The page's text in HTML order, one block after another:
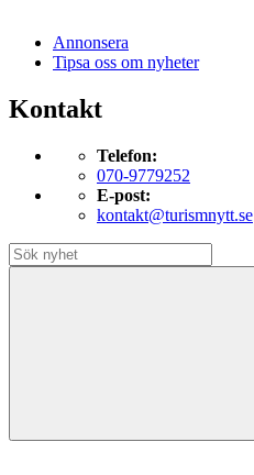
Annonsera
Tipsa oss om nyheter
Kontakt
Telefon:
070-9779252
E-post:
kontakt@turismnytt.se